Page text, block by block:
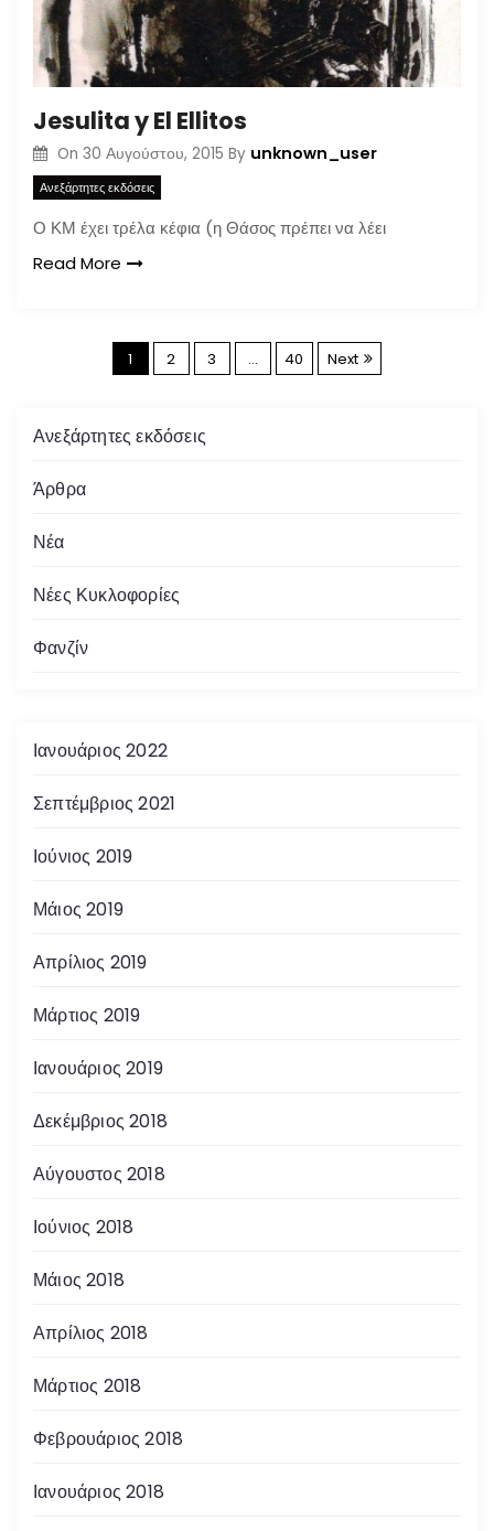
Jesulita y El Ellitos
On 30 Αυγούστου, 2015 By unknown_user
Ανεξάρτητες εκδόσεις
Ο ΚΜ έχει τρέλα κέφια (η Θάσος πρέπει να λέει
Read More
Σ
1 2 3 … 40 Next
Ανεξάρτητες εκδόσεις
Άρθρα
Νέα
Νέες Κυκλοφορίες
Φανζίν
Ιανουάριος 2022
Σεπτέμβριος 2021
Ιούνιος 2019
Μάιος 2019
Απρίλιος 2019
Μάρτιος 2019
Ιανουάριος 2019
Δεκέμβριος 2018
Αύγουστος 2018
Ιούνιος 2018
Μάιος 2018
Απρίλιος 2018
Μάρτιος 2018
Φεβρουάριος 2018
Ιανουάριος 2018